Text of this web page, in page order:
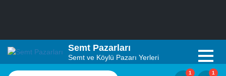
Semt Pazarları
Semt ve Köylü Pazarı Yerleri